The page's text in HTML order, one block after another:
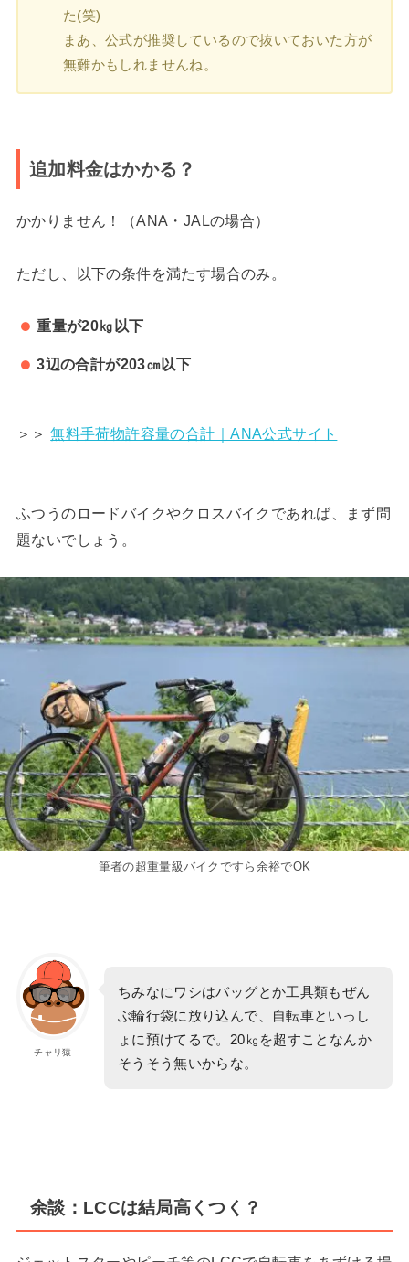
た(笑)
まあ、公式が推奨しているので抜いておいた方が
無難かもしれませんね。
追加料金はかかる？
かかりません！（ANA・JALの場合）
ただし、以下の条件を満たす場合のみ。
重量が20㎏以下
3辺の合計が203㎝以下
＞＞無料手荷物許容量の合計｜ANA公式サイト
ふつうのロードバイクやクロスバイクであれば、まず問
題ないでしょう。
筆者の超重量級バイクですら余裕でOK
チャリ猿
ちみなにワシはバッグとか工具類もぜん
ぶ輪行袋に放り込んで、自転車といっし
ょに預けてるで。20㎏を超すことなんか
そうそう無いからな。
余談：LCCは結局高くつく？